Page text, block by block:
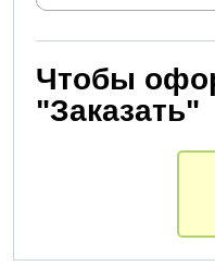
Чтобы
"Заказать"